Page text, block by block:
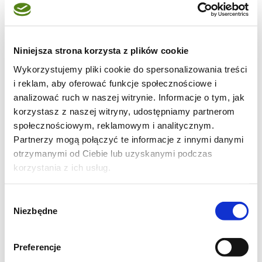
Niniejsza strona korzysta z plików cookie
Wykorzystujemy pliki cookie do spersonalizowania treści
i reklam, aby oferować funkcje społecznościowe i
analizować ruch w naszej witrynie. Informacje o tym, jak
korzystasz z naszej witryny, udostępniamy partnerom
społecznościowym, reklamowym i analitycznym.
Partnerzy mogą połączyć te informacje z innymi danymi
otrzymanymi od Ciebie lub uzyskanymi podczas
korzystania z ich usług.
zgody
Niezbędne
Preferencje
Wykonanie:
Do jogurtu naturalnego dodać dwie płaskie
łyżki nasion chia. Całość dobrze wymieszać,
przelać do szczelnie zamykanego
pojemniczka i wstawić do lodówki na kilka
godzin. Najwygodniej jest zrobić to
wieczorem i pozostawić jogurt w lodówce